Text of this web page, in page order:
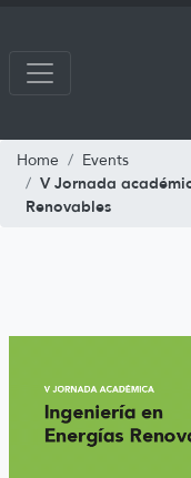
Home Events
V Jornada
Renovables